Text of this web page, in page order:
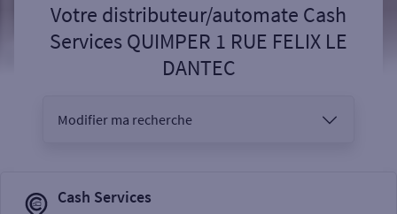
Votre distributeur/automate Cash
Services QUIMPER 1 RUE FELIX LE
DANTEC
Modifier ma recherche
Cash Services